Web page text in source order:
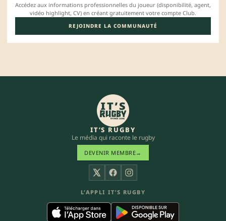
Accédez aux informations professionnelles du joueur (disponibilité, agent,
vidéo highlight, CV) en créant gratuitement votre compte Club.
REJOINDRE LA COMMUNAUTÉ
IT’S RUGBY
Le média qui raconte le rugby
DEVENIR MEMBRE→
X FacebookInstagram
L’APPLI IT’S RUGBY